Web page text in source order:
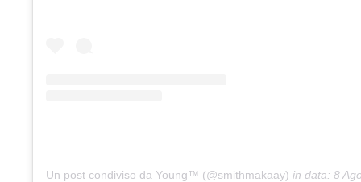
Un post condiviso da Young™ (@smithmakaay) in data: 8 Ago